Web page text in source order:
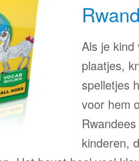
Als je kind
plaatjes,
spelletjes
voor hem
kinderen,